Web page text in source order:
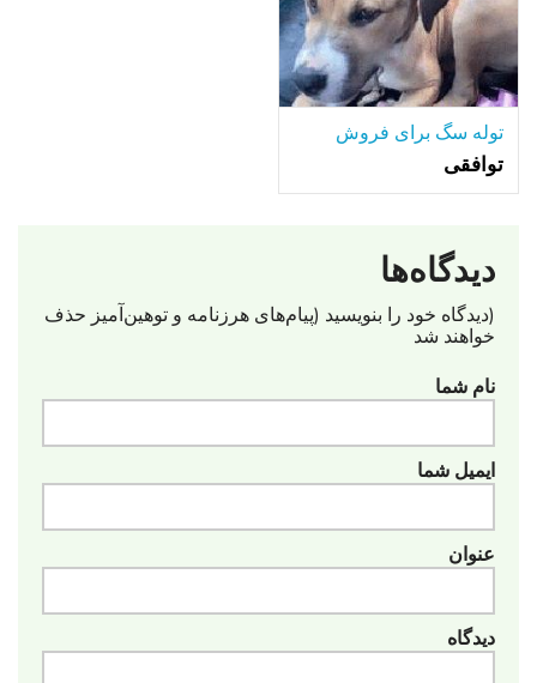
توله سگ برای فروش
توافقی
دیدگاه‌ها
(دیدگاه خود را بنویسید (پیام‌های هرزنامه‌ و توهین‌آمیز حذف
خواهند شد
نام شما
ایمیل شما
عنوان
دیدگاه